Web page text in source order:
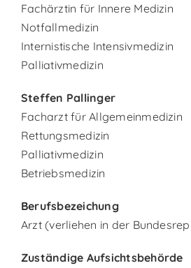
Fachärztin für Innere Medizin
Notfallmedizin
Internistische Intensivmedizin
Palliativmedizin
Steffen Pallinger
Facharzt für Allgemeinmedizin
Rettungsmedizin
Palliativmedizin
Betriebsmedizin
Berufsbezeichung
Arzt (verliehen in der
Zuständige Aufsichtsbehörde